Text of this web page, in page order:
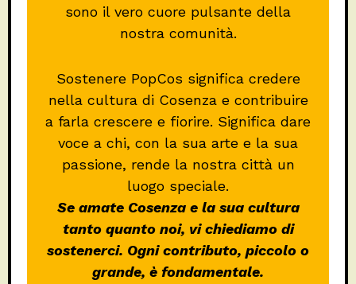
sono il vero cuore pulsante della
nostra comunità.
Sostenere PopCos significa credere
nella cultura di Cosenza e contribuire
a farla crescere e fiorire. Significa dare
voce a chi, con la sua arte e la sua
passione, rende la nostra città un
luogo speciale.
Se amate Cosenza e la sua cultura
tanto quanto noi, vi chiediamo di
sostenerci. Ogni contributo, piccolo o
grande, è fondamentale.